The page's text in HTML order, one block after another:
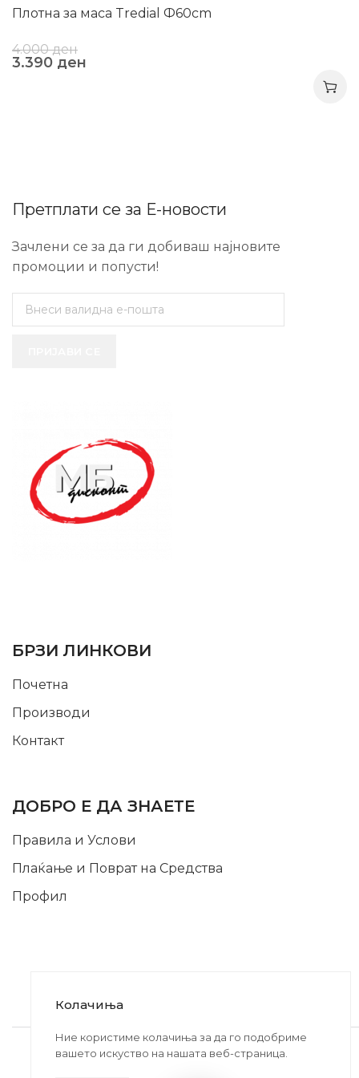
Плотна за маса Tredial Ф60cm
4.000ден
3.390 ден
Претплати се за Е-новости
Зачлени се за да ги добиваш најновите
промоции и попусти!
БРЗИ ЛИНКОВИ
Почетна
Производи
Контакт
ДОБРО Е ДА ЗНАЕТЕ
Правила и Услови
Плаќање и Поврат на Средства
Профил
2020-2024 © MB DISKONT. Изработено од
БРАМИТ ДООЕЛ
Колачиња
Ние користиме колачиња за да го подобриме
вашето искуство на нашата веб-страница.